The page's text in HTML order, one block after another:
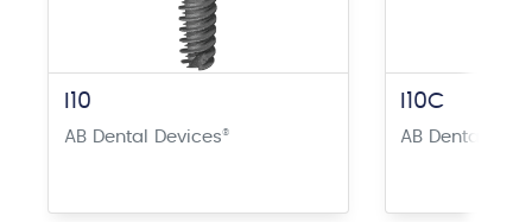
I10
AB Dental Devices®
I10C
AB Dental